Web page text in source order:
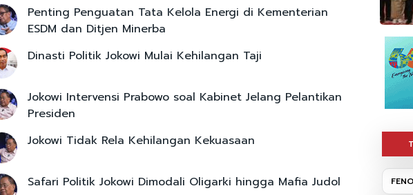
Penting Penguatan Tata Kelola Energi di Kementerian
ESDM dan Ditjen Minerba
Dinasti Politik Jokowi Mulai Kehilangan Taji
Jokowi Intervensi Prabowo soal Kabinet Jelang Pelantikan
Presiden
Jokowi Tidak Rela Kehilangan Kekuasaan
Safari Politik Jokowi Dimodali Oligarki hingga Mafia Judol